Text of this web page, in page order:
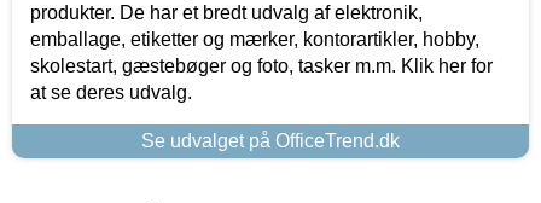
produkter. De har et bredt udvalg af elektronik,
emballage, etiketter og mærker, kontorartikler, hobby,
skolestart, gæstebøger og foto, tasker m.m. Klik her for
at se deres udvalg.
Se udvalget på OfficeTrend.dk